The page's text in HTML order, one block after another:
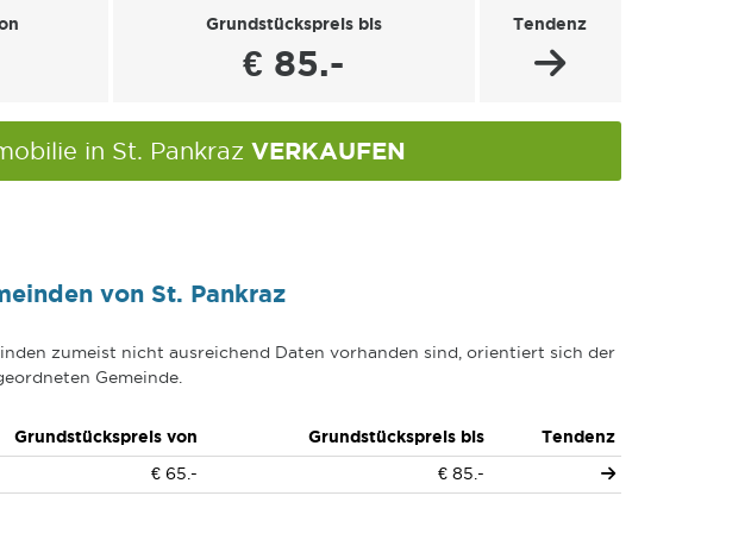
Grundstückspreis bis
€ 85.-
Tendenz
in St. Pankraz VERKAUFEN
von St. Pankraz
zumeist nicht ausreichend Daten vorhanden sind, orientiert sich der
Gemeinde.
Grundstückspreis von Grundstückspreis bis
Tendenz
€ 65.- € 85.-